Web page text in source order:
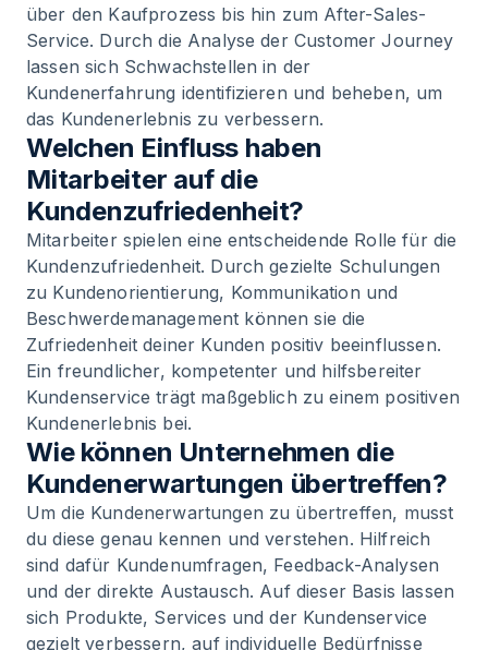
über den Kaufprozess bis hin zum After-Sales-
Service. Durch die Analyse der Customer Journey
lassen sich Schwachstellen in der
Kundenerfahrung identifizieren und beheben, um
das Kundenerlebnis zu verbessern.
Welchen Einfluss haben
Mitarbeiter auf die
Kundenzufriedenheit?
Mitarbeiter spielen eine entscheidende Rolle für die
Kundenzufriedenheit. Durch gezielte Schulungen
zu Kundenorientierung, Kommunikation und
Beschwerdemanagement können sie die
Zufriedenheit deiner Kunden positiv beeinflussen.
Ein freundlicher, kompetenter und hilfsbereiter
Kundenservice trägt maßgeblich zu einem positiven
Kundenerlebnis bei.
Wie können Unternehmen die
Kundenerwartungen übertreffen?
Um die Kundenerwartungen zu übertreffen, musst
du diese genau kennen und verstehen. Hilfreich
sind dafür Kundenumfragen, Feedback-Analysen
und der direkte Austausch. Auf dieser Basis lassen
sich Produkte, Services und der Kundenservice
gezielt verbessern, auf individuelle Bedürfnisse